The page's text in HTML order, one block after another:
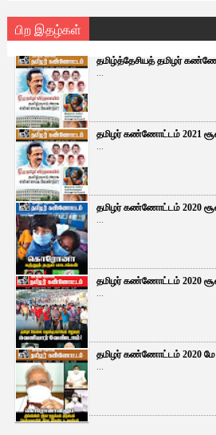
பிற இதழ்கள்
தமிழ்த்தேசியத் தமிழர்
...
தமிழர் கண்ணோட்டம் 2021
...
தமிழர் கண்ணோட்டம் 2020
...
தமிழர் கண்ணோட்டம் 2020
...
தமிழர் கண்ணோட்டம் 2020 மே
...